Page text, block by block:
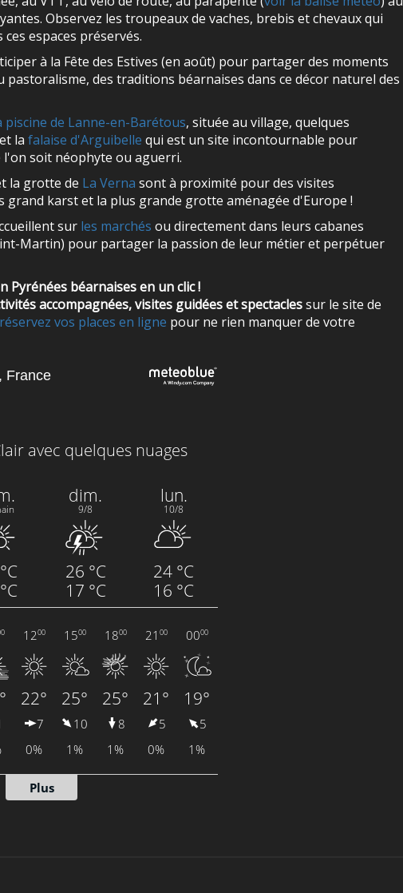
Observez les troupeaux de vaches, brebis et chevaux qui
espaces préservés.
à la Fête des Estives (en août) pour partager des moments
pastoralisme, des traditions béarnaises dans ce décor naturel des
piscine de Lanne-en-Barétous, située au village, quelques
la falaise d'Arguibelle qui est un site incontournable pour
l'on soit néophyte ou aguerri.
la grotte de La Verna sont à proximité pour des visites
grand karst et la plus grande grotte aménagée d'Europe !
sur les marchés ou directement dans leurs cabanes
Martin) pour partager la passion de leur métier et perpétuer
Pyrénées béarnaises en un clic !
accompagnées, visites guidées et spectaclessur le site de
réservez vos places en ligne pour ne rien manquer de votre